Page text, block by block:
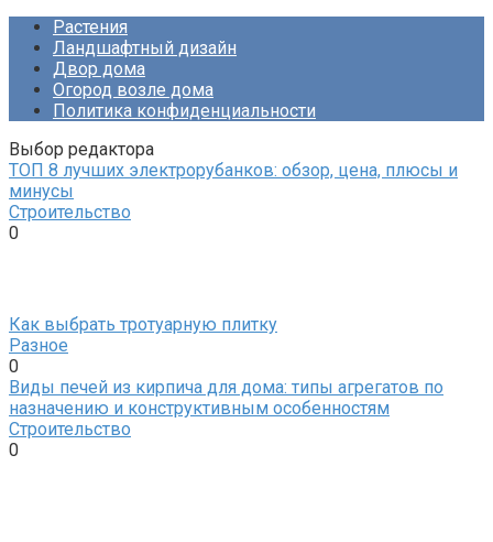
Растения
Ландшафтный дизайн
Двор дома
Огород возле дома
Политика конфиденциальности
Выбор редактора
ТОП 8 лучших электрорубанков: обзор, цена, плюсы и
минусы
Строительство
0
Как выбрать тротуарную плитку
Разное
0
Виды печей из кирпича для дома: типы агрегатов по
назначению и конструктивным особенностям
Строительство
0